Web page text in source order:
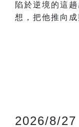
陷於逆境的這
想，把他推向成
2026/8/27